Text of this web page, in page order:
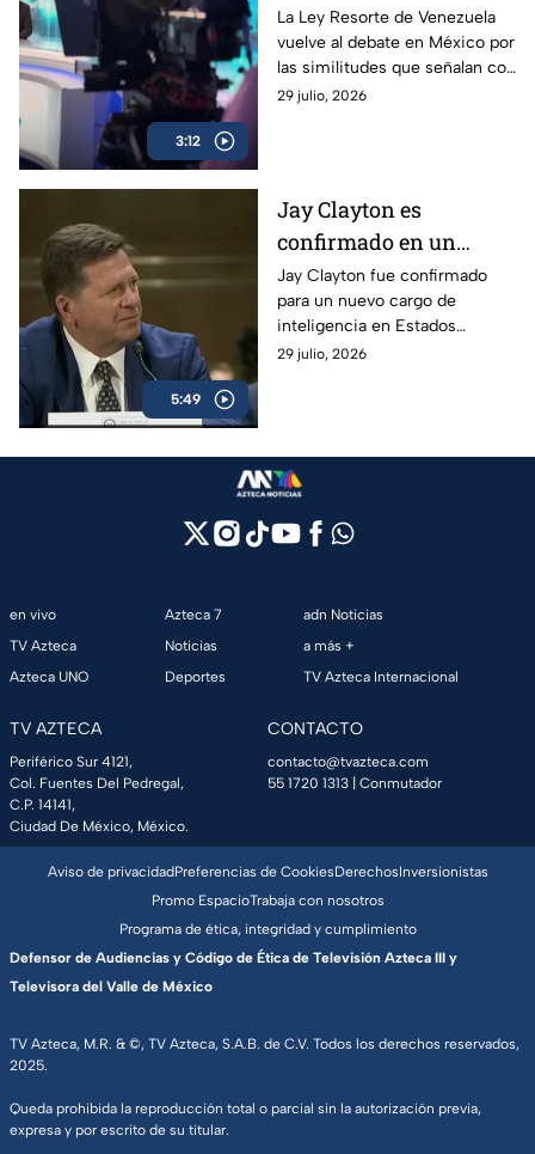
3:12
Resorte de Venezuela y
los lineamientos de
audiencias de México
La Ley Resorte de Venezuela
vuelve al debate en México por
las similitudes que señalan con
los lineamientos de audiencias
29 julio, 2026
5:49
Jay Clayton es
confirmado en un
nuevo cargo de
inteligencia en Estados
Unidos; crece el foco
sobre casos ligados al
Jay Clayton fue confirmado
para un nuevo cargo de
inteligencia en Estados
Unidos. Su nombramiento
29 julio, 2026
en vivo
TV Azteca
Azteca UNO
Azteca 7
Noticias
Deportes
adn Noticias
a más +
TV Azteca Internacional
TV AZTECA
Periférico Sur 4121,
Col. Fuentes Del Pedregal,
C.P. 14141,
Ciudad De México, México.
CONTACTO
contacto@tvazteca.com
55 1720 1313 | Conmutador
TV Azteca, M.R. & ©, TV Azteca, S.A.B. de C.V. Todos los derechos reservados,
2025.
Queda prohibida la reproducción total o parcial sin la autorización previa,
expresa y por escrito de su titular.
Aviso de privacidadPreferencias de CookiesDerechosInversionistas
Promo EspacioTrabaja con nosotros
Programa de ética, integridad y cumplimiento
Defensor de Audiencias y Código de Ética de Televisión Azteca III y
Televisora del Valle de México